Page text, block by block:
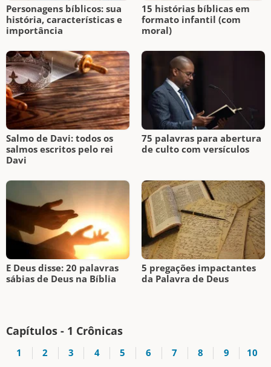
Personagens bíblicos: sua
história, características e
importância
15 histórias bíblicas em
formato infantil (com
moral)
Salmo de Davi: todos os
salmos escritos pelo rei
Davi
75 palavras para abertura
de culto com versículos
E Deus disse: 20 palavras
sábias de Deus na Bíblia
5 pregações impactantes
da Palavra de Deus
Capítulos - 1 Crônicas
1 2 3 4 5 6 7 8 9
10